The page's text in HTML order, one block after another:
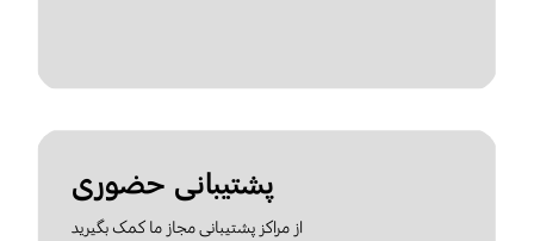
پشتیبانی حضوری
از مراکز پشتیبانی مجاز ما کمک بگیرید